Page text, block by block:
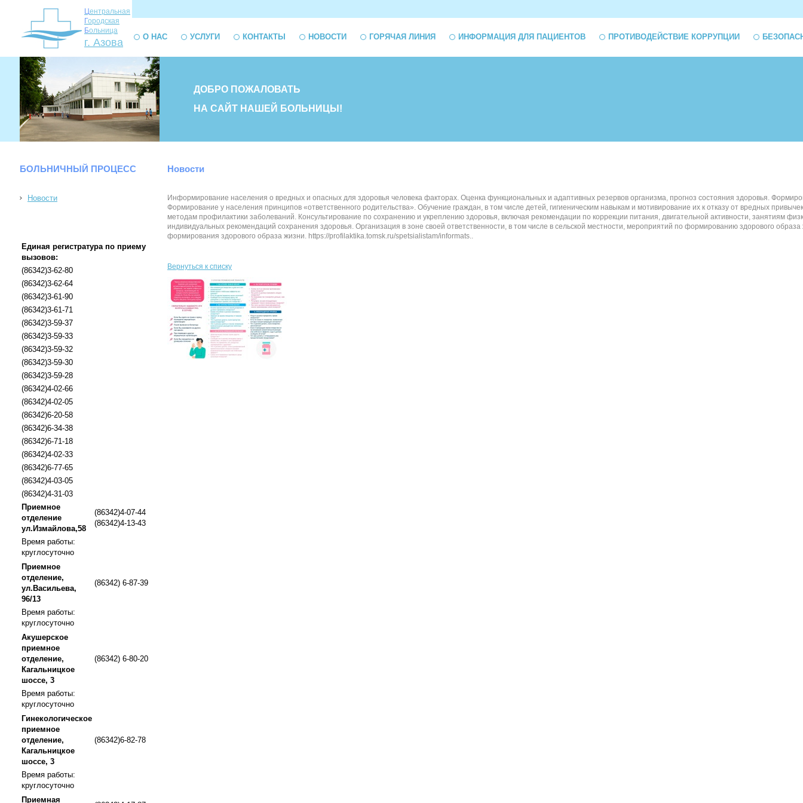
Центральная
Городская
Больница
г. Азова О НАС УСЛУГИ КОНТАКТЫ НОВОСТИ ГОРЯЧАЯ ЛИНИЯ ИНФОРМАЦИЯ ДЛЯ ПАЦИЕНТОВ ПРОТИВОДЕЙСТВИЕ КОРРУПЦИИ
ДОБРО ПОЖАЛОВАТЬ
НА САЙТ НАШЕЙ БОЛЬНИЦЫ!
БОЛЬНИЧНЫЙ ПРОЦЕСС
Новости
Единая регистратура по приему
вызовов:
(86342)3-62-80
(86342)3-62-64
(86342)3-61-90
(86342)3-61-71
(86342)3-59-37
(86342)3-59-33
(86342)3-59-32
(86342)3-59-30
(86342)3-59-28
(86342)4-02-66
(86342)4-02-05
(86342)6-20-58
(86342)6-34-38
(86342)6-71-18
(86342)4-02-33
(86342)6-77-65
(86342)4-03-05
(86342)4-31-03
Приемное
отделение
ул.Измайлова,58
(86342)4-07-44
(86342)4-13-43
Время работы:
круглосуточно
Приемное
отделение,
ул.Васильева,
96/13
(86342) 6-87-39
Время работы:
круглосуточно
Акушерское
приемное
отделение,
Кагальницкое
шоссе, 3
(86342) 6-80-20
Время работы:
круглосуточно
Гинекологическое
приемное
отделение,
Кагальницкое
шоссе, 3
(86342)6-82-78
Время работы:
круглосуточно
Приемная
Новости
Информирование населения о вредных и опасных для здоровья человека факторах. Оценка функциональных и адаптивных резервов организма, прогноз состояния здоровья.
Формирование у населения принципов «ответственного родительства». Обучение граждан, в том числе детей, гигиеническим навыкам и мотивирование их к отказу от вредных
методам профилактики заболеваний. Консультирование по сохранению и укреплению здоровья, включая рекомендации по коррекции питания, двигательной активности, занятиям
индивидуальных рекомендаций сохранения здоровья. Организация в зоне своей ответственности, в том числе в сельской местности, мероприятий по формированию здорового
формирования здорового образа жизни. https://profilaktika.tomsk.ru/spetsialistam/informats..
Вернуться к списку